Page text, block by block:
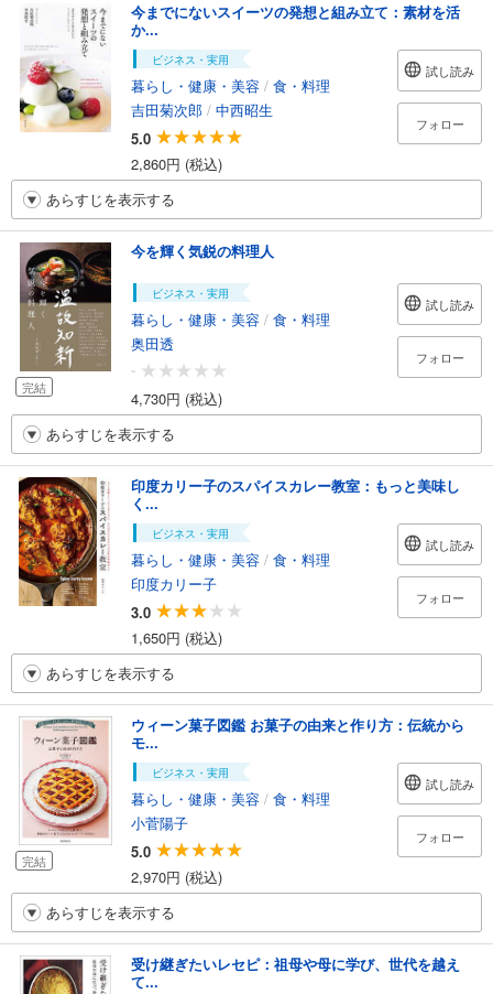
今までにないスイーツの発想と組み立て：素材を活
か...
ビジネス・実用
暮らし・健康・美容 / 食・料理
吉田菊次郎 / 中西昭生
5.0
2,860円 (税込)
試し読み
フォロー
あらすじを表示する
完結
今を輝く気鋭の料理人
ビジネス・実用
暮らし・健康・美容 / 食・料理
奥田透
-
4,730円 (税込)
試し読み
フォロー
あらすじを表示する
印度カリー子のスパイスカレー教室：もっと美味し
く...
ビジネス・実用
暮らし・健康・美容 / 食・料理
印度カリー子
3.0
1,650円 (税込)
試し読み
フォロー
あらすじを表示する
完結
ウィーン菓子図鑑 お菓子の由来と作り方：伝統から
モ...
ビジネス・実用
暮らし・健康・美容 / 食・料理
小菅陽子
5.0
2,970円 (税込)
試し読み
フォロー
あらすじを表示する
受け継ぎたいレセピ：祖母や母に学び、世代を越え
て...